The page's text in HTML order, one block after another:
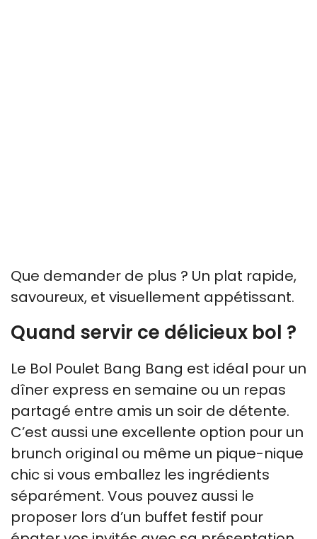
Que demander de plus ? Un plat rapide,
savoureux, et visuellement appétissant.
Quand servir ce délicieux bol ?
Le Bol Poulet Bang Bang est idéal pour un
dîner express en semaine ou un repas
partagé entre amis un soir de détente.
C’est aussi une excellente option pour un
brunch original ou même un pique-nique
chic si vous emballez les ingrédients
séparément. Vous pouvez aussi le
proposer lors d’un buffet festif pour